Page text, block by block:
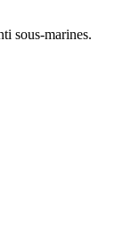
sous-marines.